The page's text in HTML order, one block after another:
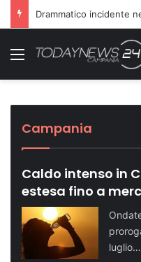
Menu
Cronaca NA
Cronaca NA
Attualità NA
Attualità BN
Attualità SA
Campania
Caldo intenso in
estesa fino a
luglio…